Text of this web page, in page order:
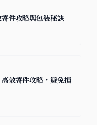
件攻略與包裝秘訣
效寄件攻略，避免損